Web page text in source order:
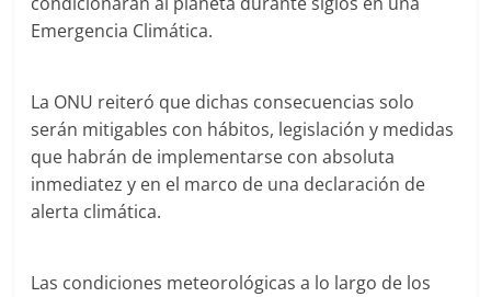
Emergencia Climática.
La ONU reiteró que dichas consecuencias solo
serán mitigables con hábitos, legislación y medidas
que habrán de implementarse con absoluta
inmediatez y en el marco de una declaración de
alerta climática.
Las condiciones meteorológicas a lo largo de los